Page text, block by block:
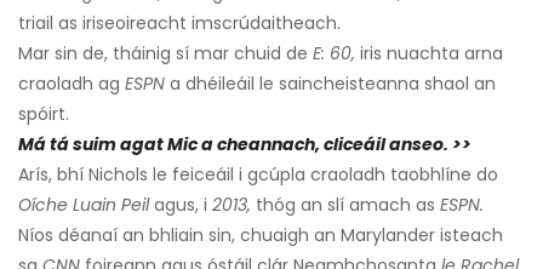
triail as iriseoireacht imscrúdaitheach.
Mar sin de, tháinig sí mar chuid de E: 60, iris nuachta arna
craoladh ag ESPN a dhéileáil le saincheisteanna shaol an
spóirt.
Má tá suim agat Mic a cheannach, cliceáil anseo. >>
Arís, bhí Nichols le feiceáil i gcúpla craoladh taobhlíne do
Oíche Luain Peilagus, i 2013, thóg an slí amach as ESPN.
Níos déanaí an bhliain sin, chuaigh an Marylander isteach